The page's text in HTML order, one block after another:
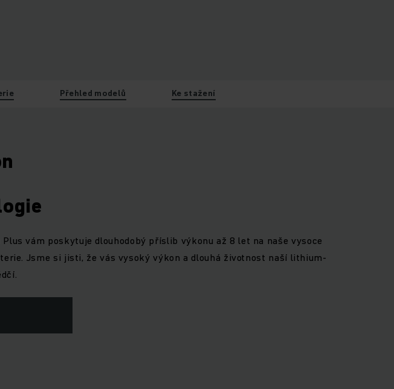
Přehled modelů Ke stažení
vám poskytuje dlouhodobý příslib výkonu až 8 let na naše vysoce
Jsme si jisti, že vás vysoký výkon a dlouhá životnost naší lithium-